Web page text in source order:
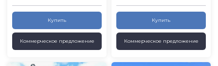
Купить
Коммерческое предложение
Купить
Коммерческое предложение